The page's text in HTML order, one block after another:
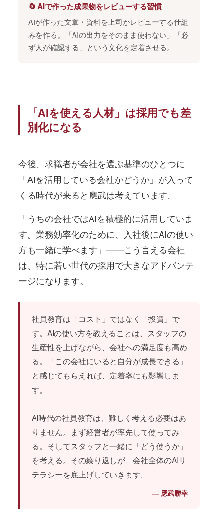
🔄 AIで作った成果物をレビューする習慣
AIが作った文章・資料を上司がレビューする仕組
みを作る。「AIの出力をそのまま使わない」「必
ず人が確認する」という文化を定着させる。
「AIを使える人材」は採用でも差
別化になる
今後、求職者が会社を選ぶ基準のひとつに
「AIを活用している会社かどうか」が入って
くる時代が来ると應武は考えています。
「うちの会社ではAIを積極的に活用していま
す。業務効率化のために、入社後にAIの使い
方も一緒に学べます」——こう言える会社
は、特に若い世代の採用で大きなアドバンテ
ージになります。
社員教育は「コスト」ではなく「投資」で
す。AIの使い方を教えることは、スタッフの
生産性を上げながら、会社への満足度も高め
る。「この会社にいると自分が成長できる」
と感じてもらえれば、定着率にも影響しま
す。
AI時代の社員教育は、難しく考える必要はあ
りません。まず経営者が率先して使ってみ
る。そしてスタッフと一緒に「どう使うか」
を考える。その繰り返しが、会社全体のAIリ
テラシーを底上げしていきます。
― 應武勝幸